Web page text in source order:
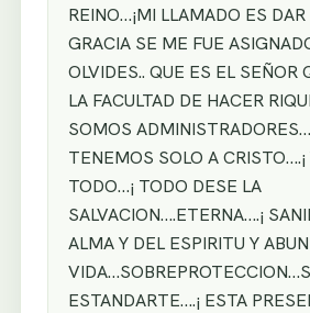
REINO…¡MI LLAMADO ES
GRACIA SE ME FUE
OLVIDES.. QUE ES EL SEÑOR
LA FACULTAD DE HACER
SOMOS
TENEMOS SOLO A
TODO…¡ TODO DESE LA
SALVACION….ETERNA….¡
ALMA Y DEL ESPIRITU Y
ESTANDARTE….¡ ESTA